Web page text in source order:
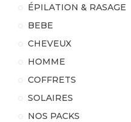
ÉPILATION & RASAGE
BEBE
CHEVEUX
HOMME
COFFRETS
SOLAIRES
NOS PACKS